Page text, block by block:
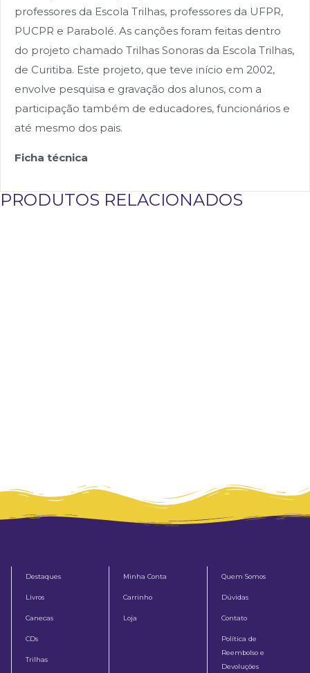
professores da Escola Trilhas, professores da UFPR,
PUCPR e Parabolé. As canções foram feitas dentro
do projeto chamado Trilhas Sonoras da Escola Trilhas,
de Curitiba. Este projeto, que teve início em 2002,
envolve pesquisa e gravação dos alunos, com a
participação também de educadores, funcionários e
até mesmo dos pais.
Ficha técnica
PRODUTOS RELACIONADOS
Destaques
Livros
Canecas
CDs
Trilhas
Minha Conta
Carrinho
Loja
Quem Somos
Dúvidas
Contato
Política de
Reembolso e
Devoluções